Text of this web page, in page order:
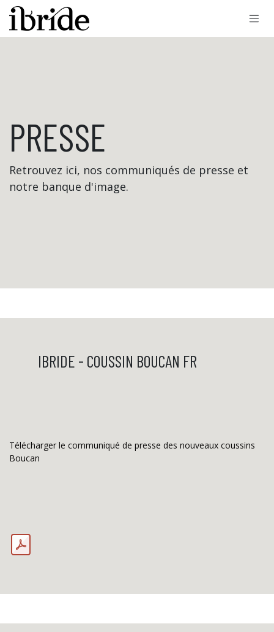
Se rendre au contenu
PRESSE
Retrouvez ici, nos communiqués de presse et
notre banque d'image.
​IBRIDE - COUSSIN BOUCAN FR
Télécharger le communiqué de presse des nouveaux coussins
Boucan